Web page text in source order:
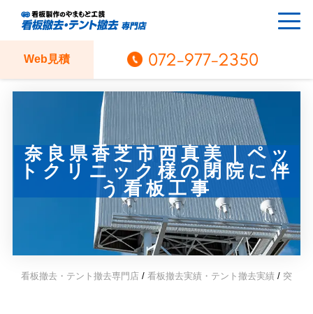
Web見積 072-977-2350
奈良県香芝市西真美｜ペッ
トクリニック様の閉院に伴
う看板工事
看板撤去・テント撤去専門店 / 看板撤去実績・テント撤去実績 / 突き出